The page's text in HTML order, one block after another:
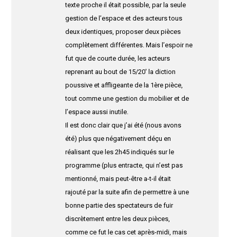
texte proche il était possible, par la seule
gestion de l’espace et des acteurs tous
deux identiques, proposer deux pièces
complètement différentes. Mais l’espoir ne
fut que de courte durée, les acteurs
reprenant au bout de 15/20′ la diction
poussive et affligeante de la 1ère pièce,
tout comme une gestion du mobilier et de
l’espace aussi inutile.
Il est donc clair que j’ai été (nous avons
été) plus que négativement déçu en
réalisant que les 2h45 indiqués sur le
programme (plus entracte, qui n’est pas
mentionné, mais peut-être a-t-il était
rajouté par la suite afin de permettre à une
bonne partie des spectateurs de fuir
discrètement entre les deux pièces,
comme ce fut le cas cet après-midi, mais